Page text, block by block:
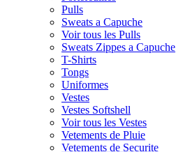
Pulls
Sweats a Capuche
Voir tous les Pulls
Sweats Zippes a Capuche
T-Shirts
Tongs
Uniformes
Vestes
Vestes Softshell
Voir tous les Vestes
Vetements de Pluie
Vetements de Securite